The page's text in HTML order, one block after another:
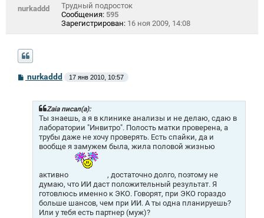
nurkaddd
Трудный подросток
Сообщения: 595
Зарегистрирован: 16 ноя 2009, 14:08
С
о
nurkaddd 17 янв 2010, 10:57
Zaia писал(а):
Ты знаешь, а я в клинике анализы и не делаю, сдаю в
лаборатории "Инвитро". Полость матки проверена, а
трубы даже не хочу проверять. Есть спайки, да и
вообще я замужем была, жила половой жизнью
активно
, достаточно долго, поэтому не
думаю, что ИИ даст положительный результат. Я
готовлюсь именно к ЭКО. Говорят, при ЭКО гораздо
больше шансов, чем при ИИ. А ты одна планируешь?
Или у тебя есть партнер (муж)?